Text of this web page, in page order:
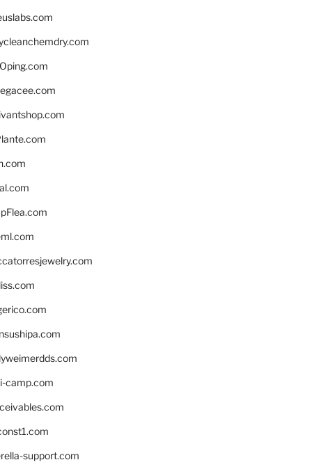
camp.com
support.com